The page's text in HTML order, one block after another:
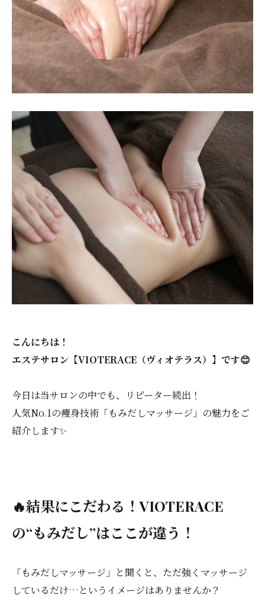
こんにちは！
エステサロン【VIOTERACE（ヴィオテラス）】です😊
今日は当サロンの中でも、リピーター続出！
人気No.1の痩身技術「もみだしマッサージ」の魅力をご
紹介します✨
🔥結果にこだわる！VIOTERACE
の“もみだし”はここが違う！
「もみだしマッサージ」と聞くと、ただ強くマッサージ
しているだけ…というイメージはありませんか？